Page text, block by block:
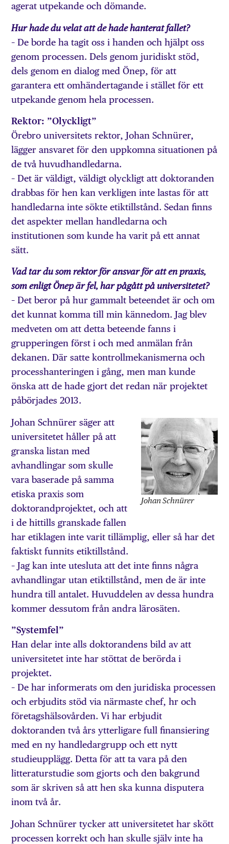
agerat utpekande och dömande.
Hur hade du velat att de hade hanterat fallet?
– De borde ha tagit oss i handen och hjälpt oss
genom processen. Dels genom juridiskt stöd,
dels genom en dialog med Önep, för att
garantera ett omhändertagande i stället för ett
utpekande genom hela processen.
Rektor: ”Olyckligt”
Örebro universitets rektor, Johan Schnürer,
lägger ansvaret för den uppkomna situationen på
de två huvudhandledarna.
– Det är väldigt, väldigt olyckligt att doktoranden
drabbas för hen kan verkligen inte lastas för att
handledarna inte sökte etiktillstånd. Sedan finns
det aspekter mellan handledarna och
institutionen som kunde ha varit på ett annat
sätt.
Vad tar du som rektor för ansvar för att en praxis,
som enligt Önep är fel, har pågått på universitetet?
– Det beror på hur gammalt beteendet är och om
det kunnat komma till min kännedom. Jag blev
medveten om att detta beteende fanns i
grupperingen först i och med anmälan från
dekanen. Där satte kontrollmekanismerna och
processhanteringen i gång, men man kunde
önska att de hade gjort det redan när projektet
påbörjades 2013.
Johan Schnürer
Johan Schnürer säger att
universitetet håller på att
granska listan med
avhandlingar som skulle
vara baserade på samma
etiska praxis som
doktorandprojektet, och att
i de hittills granskade fallen
har etiklagen inte varit tillämplig, eller så har det
faktiskt funnits etiktillstånd.
– Jag kan inte utesluta att det inte finns några
avhandlingar utan etiktillstånd, men de är inte
hundra till antalet. Huvuddelen av dessa hundra
kommer dessutom från andra lärosäten.
”Systemfel”
Han delar inte alls doktorandens bild av att
universitetet inte har stöttat de berörda i
projektet.
– De har informerats om den juridiska processen
och erbjudits stöd via närmaste chef, hr och
företagshälsovården. Vi har erbjudit
doktoranden två års ytterligare full finansiering
med en ny handledargrupp och ett nytt
studieupplägg. Detta för att ta vara på den
litteraturstudie som gjorts och den bakgrund
som är skriven så att hen ska kunna disputera
inom två år.
Johan Schnürer tycker att universitetet har skött
processen korrekt och han skulle själv inte ha